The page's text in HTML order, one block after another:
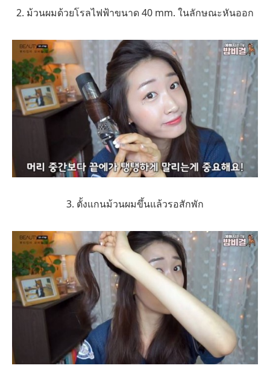
2. ม้วนผมด้วยโรลไฟฟ้าขนาด 40 mm. ในลักษณะหันออก
3. ตั้งแกนม้วนผมขึ้นแล้วรอสักพัก